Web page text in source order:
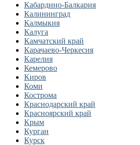
Кабардино-Балкария
Калининград
Калмыкия
Калуга
Камчатский край
Карачаево-Черкесия
Карелия
Кемерово
Киров
Коми
Кострома
Краснодарский край
Красноярский край
Крым
Курган
Курск